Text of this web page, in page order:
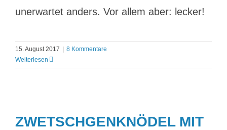
unerwartet anders. Vor allem aber: lecker!
15. August 2017
8 Kommentare
Weiterlesen
ZWETSCHGENKNÖDEL MIT